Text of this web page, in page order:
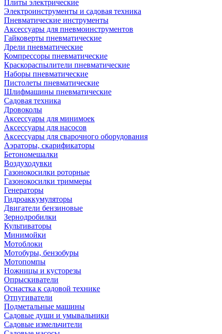
Плиты электрические
Электроинструменты и садовая техника
Пневматические инструменты
Аксессуары для пневмоинструментов
Гайковерты пневматические
Дрели пневматические
Компрессоры пневматические
Краскораспылители пневматические
Наборы пневматические
Пистолеты пневматические
Шлифмашины пневматические
Садовая техника
Дровоколы
Аксессуары для минимоек
Аксессуары для насосов
Аксессуары для сварочного оборудования
Аэраторы, скарификаторы
Бетономешалки
Воздуходувки
Газонокосилки роторные
Газонокосилки триммеры
Генераторы
Гидроаккумуляторы
Двигатели бензиновые
Зернодробилки
Культиваторы
Минимойки
Мотоблоки
Мотобуры, бензобуры
Мотопомпы
Ножницы и кусторезы
Опрыскиватели
Оснастка к садовой технике
Отпугиватели
Подметальные машины
Садовые души и умывальники
Садовые измельчители